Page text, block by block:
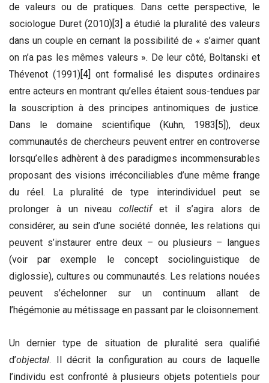
de valeurs ou de pratiques. Dans cette perspective, le
sociologue Duret (2010)[3] a étudié la pluralité des valeurs
dans un couple en cernant la possibilité de « s’aimer quant
on n’a pas les mêmes valeurs ». De leur côté, Boltanski et
Thévenot (1991)[4] ont formalisé les disputes ordinaires
entre acteurs en montrant qu’elles étaient sous-tendues par
la souscription à des principes antinomiques de justice.
Dans le domaine scientifique (Kuhn, 1983 [5]), deux
communautés de chercheurs peuvent entrer en controverse
lorsqu’elles adhèrent à des paradigmes incommensurables
proposant des visions irréconciliables d’une même frange
du réel. La pluralité de type interindividuel peut se
prolonger à un niveaucollectifet il s’agira alors de
considérer, au sein d’une société donnée, les relations qui
peuvent s’instaurer entre deux – ou plusieurs – langues
(voir par exemple le concept sociolinguistique de
diglossie), cultures ou communautés. Les relations nouées
peuvent s’échelonner sur un continuum allant de
l’hégémonie au métissage en passant par le cloisonnement.
Un dernier type de situation de pluralité sera qualifié
d’objectal. Il décrit la configuration au cours de laquelle
l’individu est confronté à plusieurs objets potentiels pour